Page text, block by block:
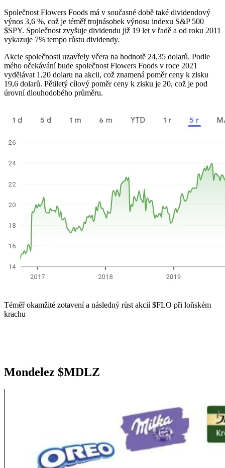
Společnost Flowers Foods má v současné době také dividendový
výnos 3,6 %, což je téměř trojnásobek výnosu indexu S&P 500
$SPY. Společnost zvyšuje dividendu již 19 let v řadě a od roku 2011
vykazuje 7% tempo růstu dividendy.
Akcie společnosti uzavřely včera na hodnotě 24,35 dolarů. Podle
mého očekávání bude společnost Flowers Foods v roce 2021
vydělávat 1,20 dolaru na akcii, což znamená poměr ceny k zisku
19,6 dolarů. Pětiletý cílový poměr ceny k zisku je 20, což je pod
úrovní dlouhodobého průměru.
Téměř okamžité zotavení a následný růst akcií$FLO při loňském
krachu
Mondelez $MDLZ